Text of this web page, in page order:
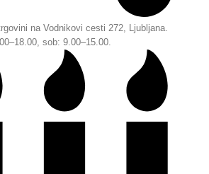
na Vodnikovi cesti 272, Ljubljana.
sob: 9.00–15.00.